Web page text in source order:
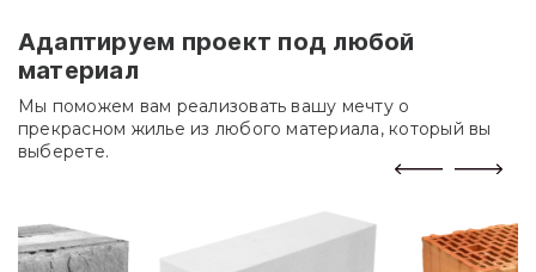
Адаптируем проект под любой
материал
Мы поможем вам реализовать вашу мечту о
прекрасном жилье из любого материала, который вы
выберете.